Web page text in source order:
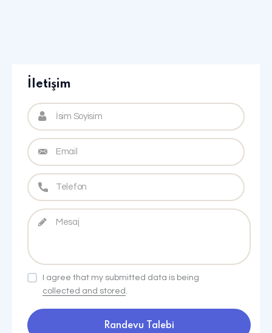
İletişim
I agree that my submitted data is being
collected and stored .